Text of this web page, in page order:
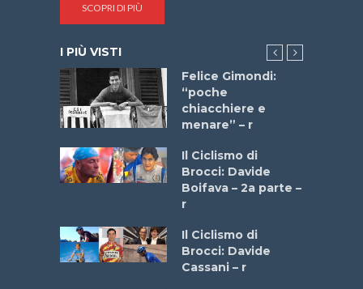
SCOPRI DI PIÙ
I PIÙ VISTI
Felice Gimondi:
“poche
chiacchiere e
menare” – r
Il Ciclismo di
Brocci: Davide
Boifava – 2a parte –
r
Il Ciclismo di
Brocci: Davide
Cassani – r